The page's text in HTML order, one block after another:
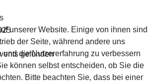
gefunden
unserer Website. Einige von ihnen sind
der Seite, während andere uns
und die Nutzererfahrung zu verbessern
können selbst entscheiden, ob Sie die
Bitte beachten Sie, dass bei einer